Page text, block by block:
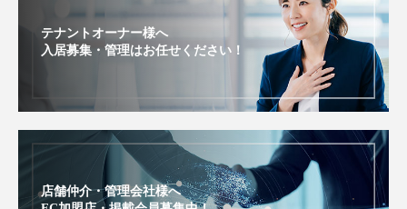
テナントオーナー様へ
入居募集・管理はお任せください！
店舗仲介・管理会社様へ